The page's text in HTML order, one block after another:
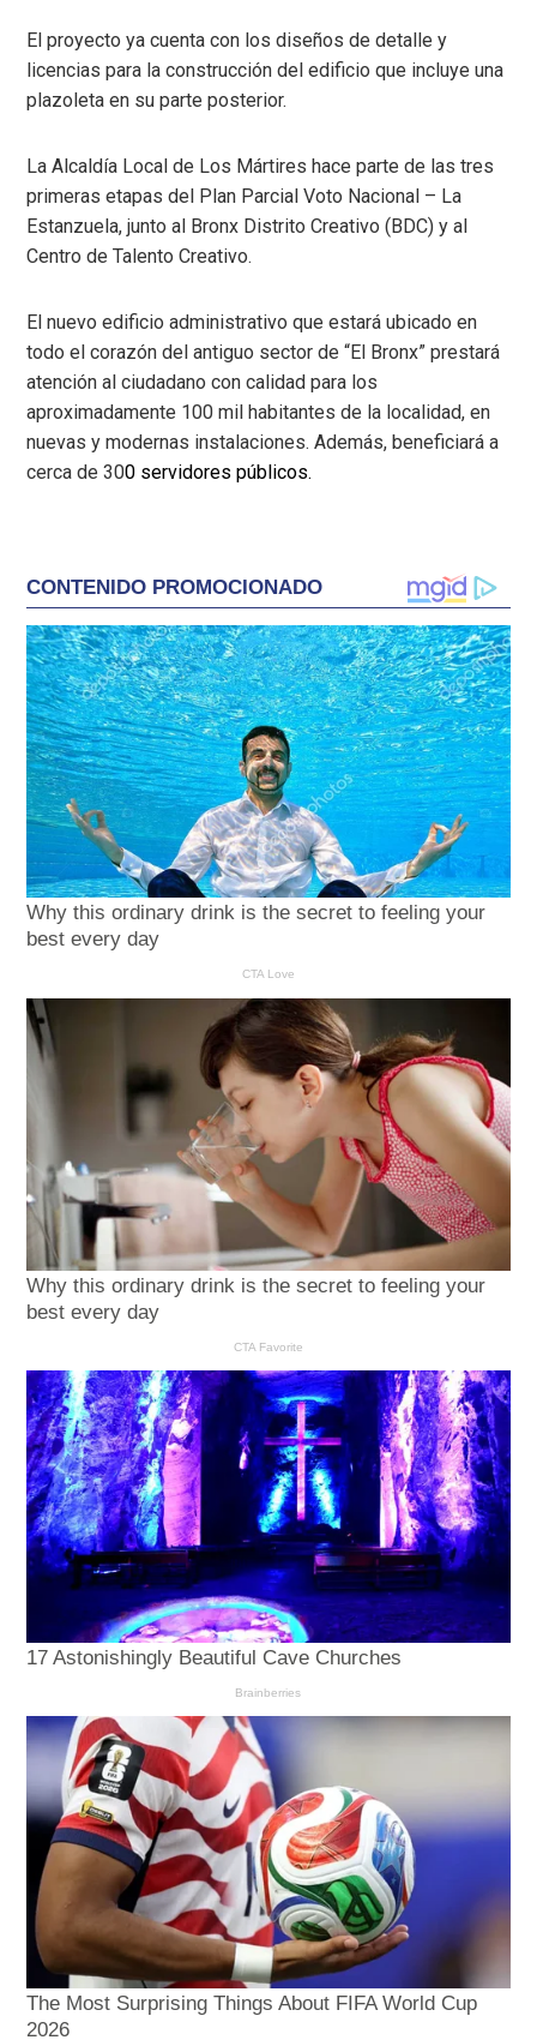
El proyecto ya cuenta con los diseños de detalle y
licencias para la construcción del edificio que incluye una
plazoleta en su parte posterior.
La Alcaldía Local de Los Mártires hace parte de las tres
primeras etapas del Plan Parcial Voto Nacional – La
Estanzuela, junto al Bronx Distrito Creativo (BDC) y al
Centro de Talento Creativo.
El nuevo edificio administrativo que estará ubicado en
todo el corazón del antiguo sector de “El Bronx” prestará
atención al ciudadano con calidad para los
aproximadamente 100 mil habitantes de la localidad, en
nuevas y modernas instalaciones. Además, beneficiará a
cerca de 300 servidores públicos.